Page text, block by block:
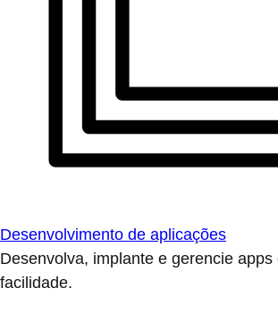
Desenvolvimento de aplicações
Desenvolva, implante e gerencie apps
facilidade.